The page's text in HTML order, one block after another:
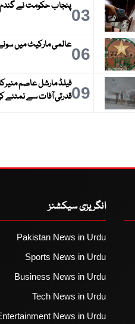
03پنجاب حکومت نے
06عالمی مارکیٹ میں
09فیلڈ مارشل عاصم
قدرتی آفات سے نمٹنے
انگریزی سیکشنز
Pakistan News in Urdu
Sports News in Urdu
Business News in Urdu
Tech News in Urdu
News in Urdu